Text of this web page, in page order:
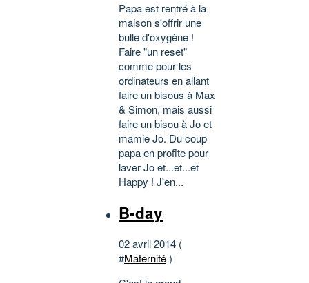
Papa est rentré à la
maison s'offrir une
bulle d'oxygène !
Faire "un reset"
comme pour les
ordinateurs en allant
faire un bisous à Max
& Simon, mais aussi
faire un bisou à Jo et
mamie Jo. Du coup
papa en profite pour
laver Jo et...et...et
Happy ! J'en...
B-day
02 avril 2014 (
#Maternité)